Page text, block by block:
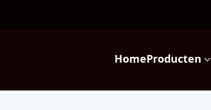
HomeProducten